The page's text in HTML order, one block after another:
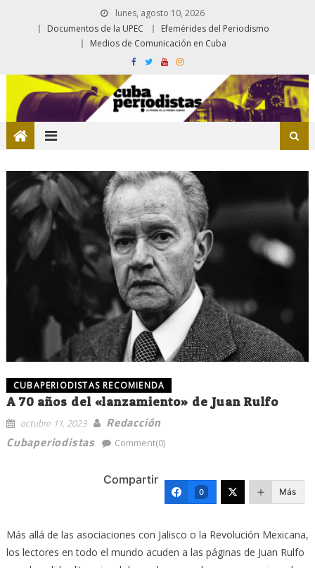
lunes, agosto 10, 2026
Documentos de la UPEC
Efemérides del Periodismo
Medios de Comunicación en Cuba
CUBAPERIODISTAS RECOMIENDA
A 70 años del «lanzamiento» de Juan Rulfo
octubre 11, 2023
Redacción
Cubaperiodistas
Comment(0)
Compartir
0 Más
Más allá de las asociaciones con Jalisco o la Revolución Mexicana,
los lectores en todo el mundo acuden a las páginas de Juan Rulfo